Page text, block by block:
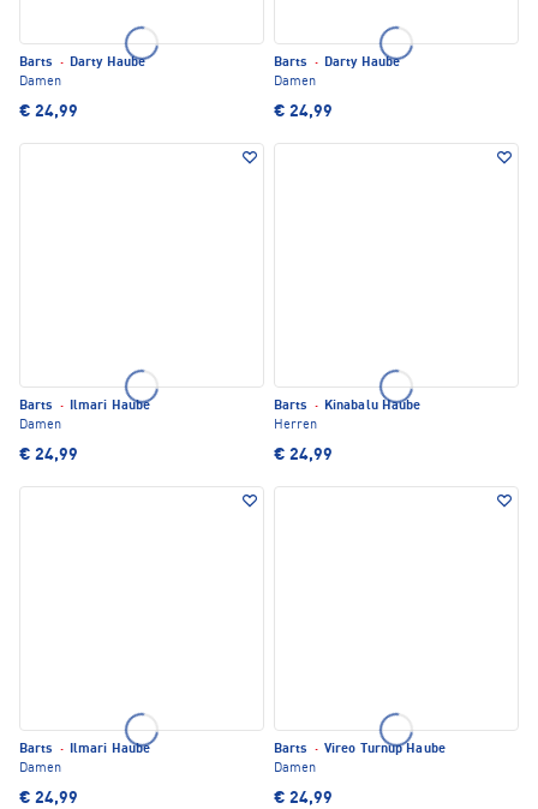
Barts · Darty Haube
Damen
€ 24,99
Barts · Darty Haube
Damen
€ 24,99
Barts · Ilmari Haube
Damen
€ 24,99
Barts · Kinabalu Haube
Herren
€ 24,99
Barts · Ilmari Haube
Damen
€ 24,99
Barts · Vireo Turnup Haube
Damen
€ 24,99